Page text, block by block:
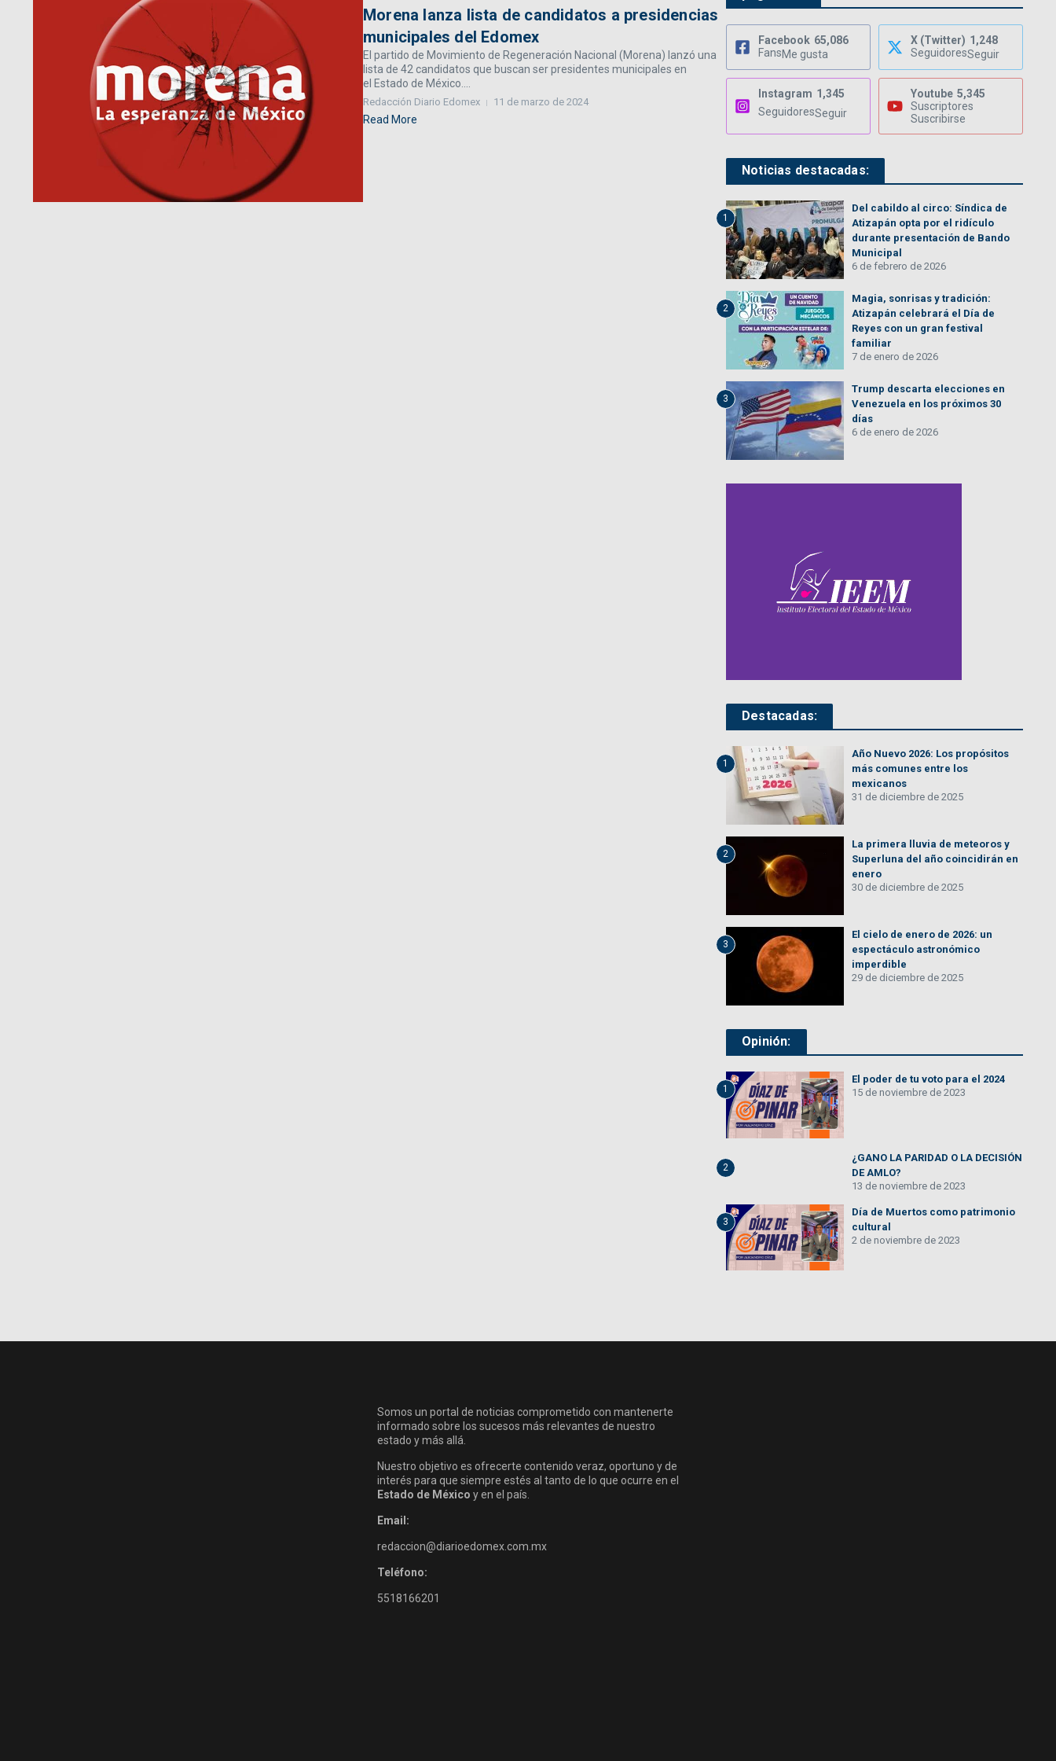
Morena lanza lista de candidatos a presidencias
municipales del Edomex
El partido de Movimiento de Regeneración Nacional (Morena) lanzó una
lista de 42 candidatos que buscan ser presidentes municipales en
el Estado de México....
Redacción Diario Edomex 11 de marzo de 2024
Read More
Facebook 65,086
FansMe gusta
X (Twitter) 1,248
SeguidoresSeguir
Instagram 1,345
SeguidoresSeguir
Youtube 5,345
Suscriptores
Suscribirse
Noticias destacadas:
1
Del cabildo al circo: Síndica de
Atizapán opta por el ridículo
durante presentación de Bando
Municipal
6 de febrero de 2026
2
Magia, sonrisas y tradición:
Atizapán celebrará el Día de
Reyes con un gran festival
familiar
7 de enero de 2026
3
Trump descarta elecciones en
Venezuela en los próximos 30
días
6 de enero de 2026
Destacadas:
1
Año Nuevo 2026: Los propósitos
más comunes entre los
mexicanos
31 de diciembre de 2025
2
La primera lluvia de meteoros y
Superluna del año coincidirán en
enero
30 de diciembre de 2025
3
El cielo de enero de 2026: un
espectáculo astronómico
imperdible
29 de diciembre de 2025
Opinión:
1
El poder de tu voto para el 2024
15 de noviembre de 2023
2
¿GANO LA PARIDAD O LA DECISIÓN
DE AMLO?
13 de noviembre de 2023
3
Día de Muertos como patrimonio
cultural
2 de noviembre de 2023
Somos un portal de noticias comprometido con mantenerte
informado sobre los sucesos más relevantes de nuestro
estado y más allá.
Nuestro objetivo es ofrecerte contenido veraz, oportuno y de
interés para que siempre estés al tanto de lo que ocurre en el
Estado de México y en el país.
Email:
redaccion@diarioedomex.com.mx
Teléfono:
5518166201